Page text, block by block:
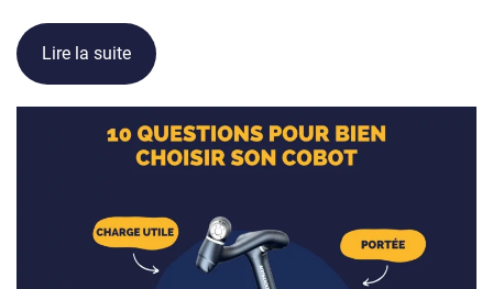
Lire la suite